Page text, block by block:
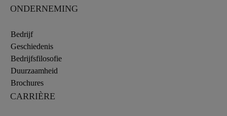
ONDERNEMING
Bedrijf
Geschiedenis
Bedrijfsfilosofie
Duurzaamheid
Brochures
CARRIÈRE